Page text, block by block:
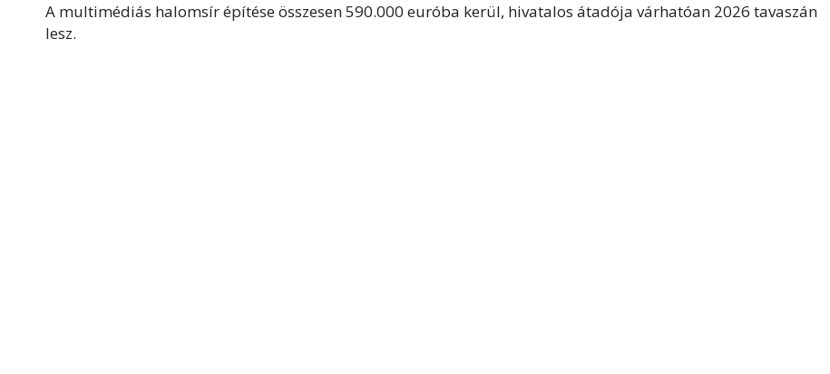
A multimédiás halomsír építése összesen 590.000 euróba kerül, hivatalos átadója várhatóan 2026 tavaszán
lesz.